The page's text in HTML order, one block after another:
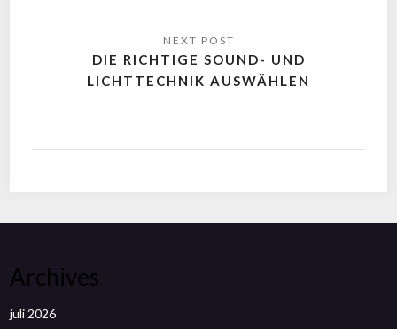
DIE RICHTIGE SOUND- UND
LICHTTECHNIK AUSWÄHLEN
Archives
juli 2026